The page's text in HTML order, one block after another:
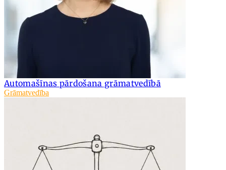
Automašīnas pārdošana grāmatvedībā
Grāmatvedība